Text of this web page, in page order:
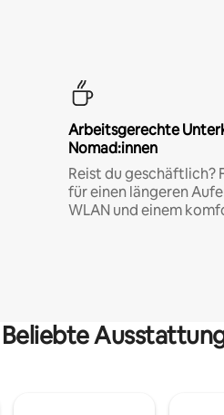
Arbeitsgerechte
Nomad:innen
Reist du geschäftlich?
für einen längeren
WLAN und einem
Beliebte